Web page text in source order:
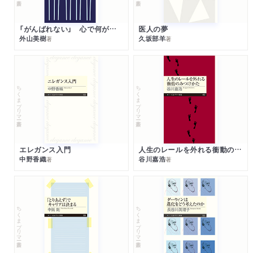
「がんばれない」 心で何が起きているか
外山美樹著
医人の夢
久坂部羊著
ちくまプリマー新書
エレガンス入門
中野香織著
ちくまプリマー新書
人生のレールを外れる衝動のみつけかた
谷川嘉浩著
ちくまプリマー新書 ちくまプリマー新書